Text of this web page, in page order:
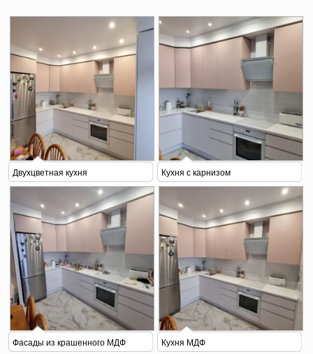
Двухцветная кухня Кухня с карнизом
Фасады из крашенного МДФ Кухня МДФ